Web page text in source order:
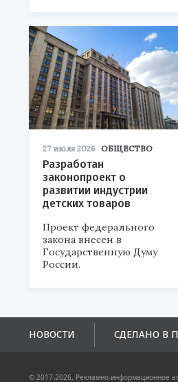
27 июля 2026 ОБЩЕСТВО
Разработан
законопроект о
развитии индустрии
детских товаров
Проект федерального
закона внесен в
Государственную Думу
России.
НОВОСТИ СДЕЛАНО В
© 2017-2026, Рекламно-информационное